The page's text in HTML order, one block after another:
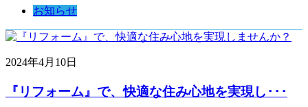
お知らせ
2024年4月10日
『リフォーム』で、快適な住み心地を実現し･･･